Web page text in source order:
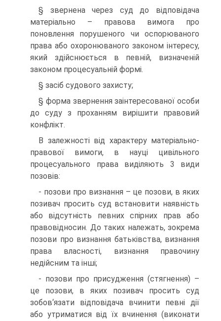
§ звернена через суд до відповідача
матеріально – правова вимога про
поновлення порушеного чи оспорюваного
права або охоронюваного законом інтересу,
який здійснюється в певній, визначеній
законом процесуальній формі.
§ засіб судового захисту;
§ форма звернення заінтересованої особи
до суду з проханням вирішити правовий
конфлікт.
В залежності від характеру матеріально-
правової вимоги, в науці цивільного
процесуального права виділяють 3 види
позовів:
- позови про визнання – це позови, в яких
позивач просить суд встановити наявність
або відсутність певних спірних прав або
правовідносин. До таких належать, зокрема
позови про визнання батьківства, визнання
права власності, визнання правочину
недійсним та інші;
- позови про присудження (стягнення) –
це позови, в яких позивач просить суд
зобов‘язати відповідача вчинити певні дії
або утриматися від їх вчинення (виконати